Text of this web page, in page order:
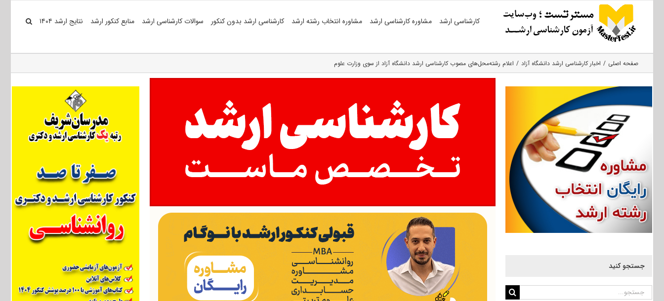
کارشناسی ارشد مشاوره کارشناسی ارشد مشاوره انتخاب رشته ارشد کارشناسی ارشد بدون کنکور سوالات کارشناسی ارشد منابع کنکور ارشد نتایج ارشد ۱۴۰۴
صفحه اصلی اخبار کارشناسی ارشد دانشگاه آزاد اعلام رشته‌محل‌های مصوب کارشناسی ارشد دانشگاه آزاد از سوی وزارت علوم
جستجو کنید
جستجو